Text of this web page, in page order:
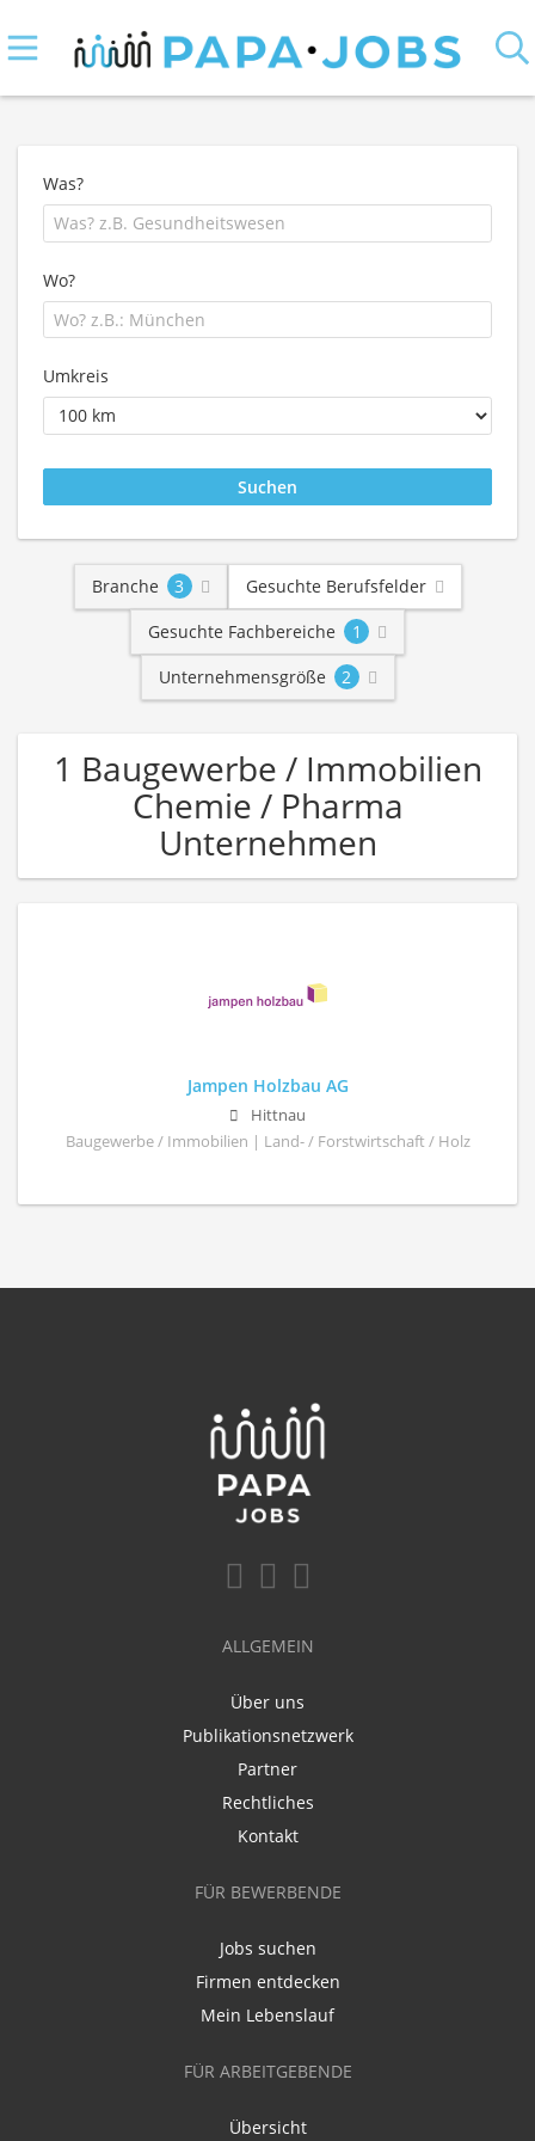
Was?
Wo?
Umkreis
Branche 3
Gesuchte Berufsfelder
Gesuchte Fachbereiche
1
Unternehmensgröße
2
1 Baugewerbe / Immobilien
Chemie / Pharma
Unternehmen
Jampen Holzbau AG
Hittnau
Baugewerbe / Immobilien | Land- / Forstwirtschaft / Holz
ALLGEMEIN
Über uns
Publikationsnetzwerk
Partner
Rechtliches
Kontakt
FÜR BEWERBENDE
Jobs suchen
Firmen entdecken
Mein Lebenslauf
FÜR ARBEITGEBENDE
Übersicht